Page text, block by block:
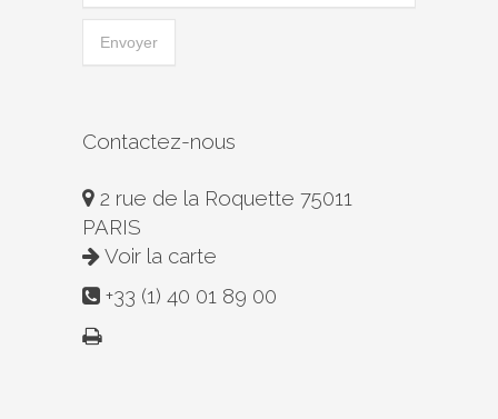
Contactez-nous
2 rue de la Roquette 75011
PARIS
Voir la carte
+33 (1) 40 01 89 00